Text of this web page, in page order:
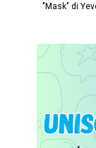
"Mask" di